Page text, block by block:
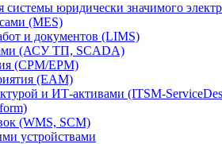
юридически значимого
(MES)
и документов (LIMS)
(АСУ ТП, SCADA)
(CPM/EPM)
(EAM)
и ИТ-активами (ITSM-
(WMS, SCM)
устройствами